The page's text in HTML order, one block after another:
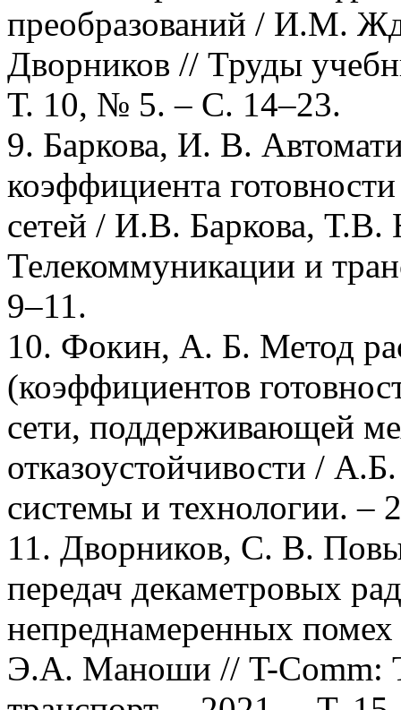
преобразований / И.М.
Дворников // Труды
Т. 10, № 5. – С. 14–23.
9. Баркова, И. В.
коэффициента
сетей / И.В. Баркова,
Телекоммуникации и
9–11.
10. Фокин, А. Б. Метод
(коэффициентов
сети, поддерживающей
отказоустойчивости /
системы и технологии.
11. Дворников, С. В.
передач декаметровых
непреднамеренных
Э.А. Маноши // T-Comm: